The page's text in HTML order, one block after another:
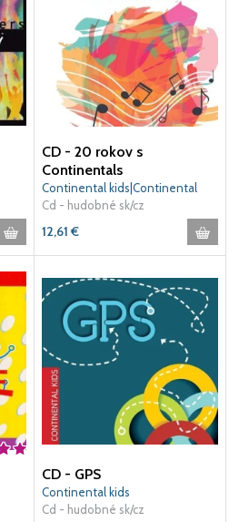
CD - 20 rokov s
Continentals
Continental kids|Continental
Singers|Young Continentals
Cd - hudobné sk/cz
12,61 €
CD - GPS
Continental kids
Cd - hudobné sk/cz